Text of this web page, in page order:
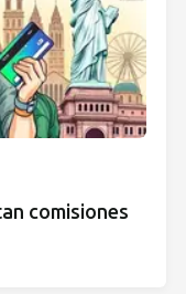
comisiones